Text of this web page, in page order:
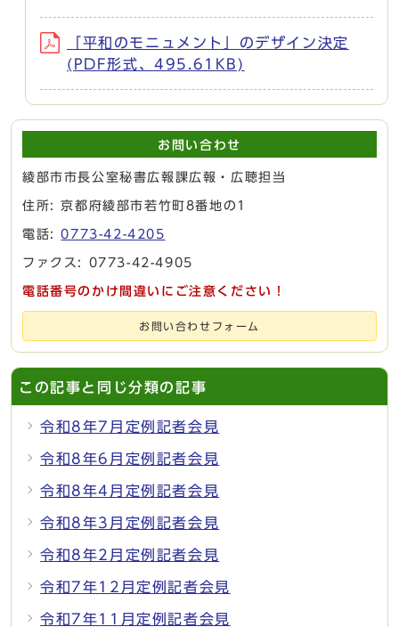
「平和のモニュメント」のデザイン決定
(PDF形式、495.61KB)
お問い合わせ
綾部市市長公室秘書広報課広報・広聴担当
住所: 京都府綾部市若竹町8番地の1
電話:0773-42-4205
ファクス: 0773-42-4905
電話番号のかけ間違いにご注意ください！
お問い合わせフォーム
この記事と同じ分類の記事
令和8年7月定例記者会見
令和8年6月定例記者会見
令和8年4月定例記者会見
令和8年3月定例記者会見
令和8年2月定例記者会見
令和7年12月定例記者会見
令和7年11月定例記者会見